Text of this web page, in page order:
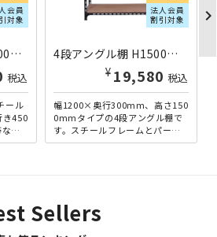
会員
対象
軽量ラック 4段 H1200×W875×D450 A4345-4 | 613002
税込
ール
き450
が
し
法人会員
割引対象
4段アングル棚 H1500×W1200×D300 ブラック AG1512034-BK | 221147
¥ 19,580 税込
幅1200×奥行300mm、高さ150
0mmタイプの4段アングル棚で
す。スチールフレームとパーテ
ィクルボードを組み合わせた、
chevron_right
Sellers